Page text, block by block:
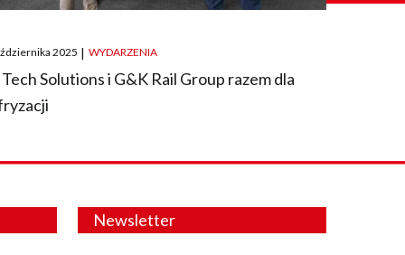
2025 | WYDARZENIA
Tech Solutions i G&K Rail Group razem dla
Newsletter